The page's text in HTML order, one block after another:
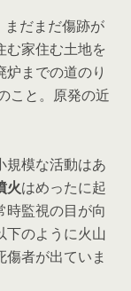
まだまだ傷跡が
む家住む土地を
までの道のり
こと。原発の近
規模な活動はあ
火はめったに起
時監視の目が向
下のように火山
者が出ていま